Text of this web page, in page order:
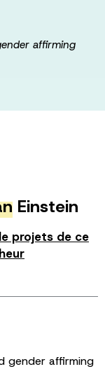
affirming
Einstein
projets de ce
gender affirming